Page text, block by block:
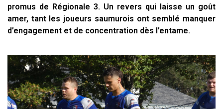
promus de Régionale 3. Un revers qui laisse un goût
amer, tant les joueurs saumurois ont semblé manquer
d’engagement et de concentration dès l’entame.